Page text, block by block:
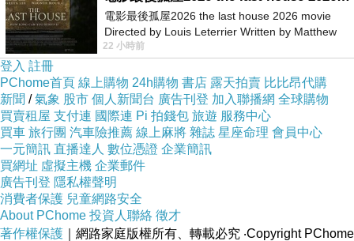
結果當然是 ~ 失敗 ~ !!!! 無法直上 , 這玩意兒的鎖點位置尺
寸根本就和SUZUKI的那兩個原廠貨一個樣 !
至於便宜貨的品質和質感 ?? 一整個極差 , 但是堪用 ! 也就
是拿來改裝玩壞了也不會心痛.........便宜啦 !!
電影最後孤屋2026 the last house 2026 movie
Directed by Louis Leterrier Written by Matthew
Robinson Starring Greta Lee Wa
22 小時前
登入 註冊
PChome首頁 線上購物 24h購物 書店 露天拍賣 比比昂代購
新聞 /氣象 股市 個人新聞台 廣告刊登 加入聯播網 全球購物
買賣租屋 支付連 國際連 Pi 拍錢包 旅遊 服務中心
買車 旅行團 汽車險推薦 線上麻將 雜誌 星座命理 會員中心
一元簡訊 直播達人 數位憑證 企業簡訊
買網址 虛擬主機 企業郵件
廣告刊登 隱私權聲明
消費者保護 兒童網路安全
About PChome 投資人聯絡 徵才
著作權保護 ｜網路家庭版權所有、轉載必究 ‧Copyright PChome